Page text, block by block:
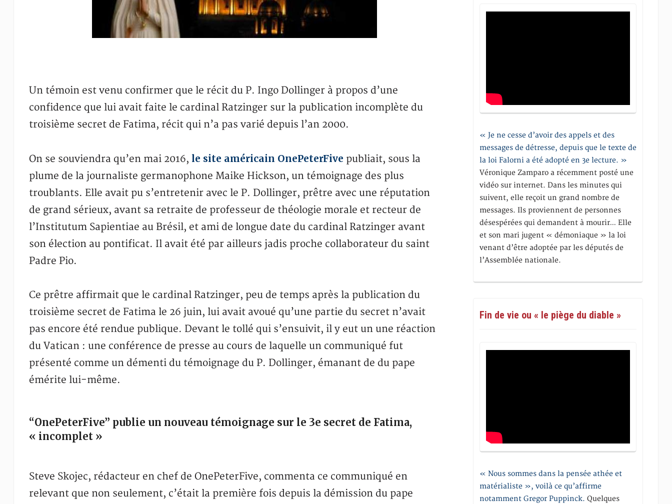
Un témoin est venu confirmer que le récit du P. Ingo Dollinger à propos d’une
confidence que lui avait faite le cardinal Ratzinger sur la publication incomplète du
troisième secret de Fatima, récit qui n’a pas varié depuis l’an 2000.
On se souviendra qu’en mai 2016, le site américain OnePeterFive publiait, sous la
plume de la journaliste germanophone Maike Hickson, un témoignage des plus
troublants. Elle avait pu s’entretenir avec le P. Dollinger, prêtre avec une réputation
de grand sérieux, avant sa retraite de professeur de théologie morale et recteur de
l’Institutum Sapientiae au Brésil, et ami de longue date du cardinal Ratzinger avant
son élection au pontificat. Il avait été par ailleurs jadis proche collaborateur du saint
Padre Pio.
Ce prêtre affirmait que le cardinal Ratzinger, peu de temps après la publication du
troisième secret de Fatima le 26 juin, lui avait avoué qu’une partie du secret n’avait
pas encore été rendue publique. Devant le tollé qui s’ensuivit, il y eut un une réaction
du Vatican : une conférence de presse au cours de laquelle un communiqué fut
présenté comme un démenti du témoignage du P. Dollinger, émanant de du pape
émérite lui-même.
“OnePeterFive” publie un nouveau témoignage sur le 3e secret de Fatima,
« incomplet »
Steve Skojec, rédacteur en chef de OnePeterFive, commenta ce communiqué en
relevant que non seulement, c’était la première fois depuis la démission du pape
« Je ne cesse d’avoir des appels et des
messages de détresse, depuis que le texte de
la loi Falorni a été adopté en 3e lecture. »
Véronique Zamparo a récemment posté une
vidéo sur internet. Dans les minutes qui
suivent, elle reçoit un grand nombre de
messages. Ils proviennent de personnes
désespérées qui demandent à mourir… Elle
et son mari jugent « démoniaque » la loi
venant d’être adoptée par les députés de
l’Assemblée nationale.
Fin de vie ou « le piège du diable »
« Nous sommes dans la pensée athée et
matérialiste », voilà ce qu’affirme
notamment Gregor Puppinck. Quelques